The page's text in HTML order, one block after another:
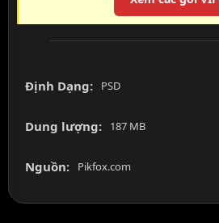
Định Dạng: PSD
Dung lượng: 187 MB
Nguồn: Pikfox.com